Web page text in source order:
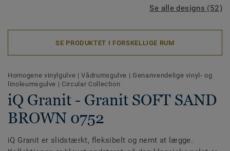
Se alle designs (52)
SE PRODUKTET I FORSKELLIGE RUM
Homogene vinylgulve |Vådrumsgulve | Genanvendelige vinyl- og
linoleumsgulve | Circular Collection
iQ Granit - Granit SOFT SAND
BROWN 0752
iQ Granit er slidstærkt, fleksibelt og nemt at lægge.